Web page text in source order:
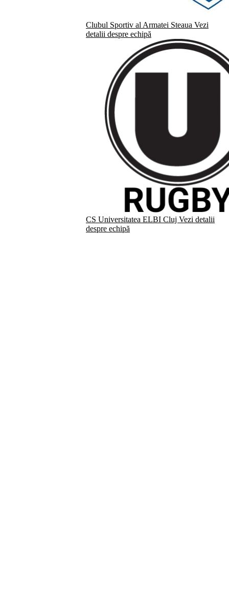
Clubul Sportiv al Armatei Steaua Vezi
detalii despre echipă
CS Universitatea ELBI Cluj Vezi detalii
despre echipă